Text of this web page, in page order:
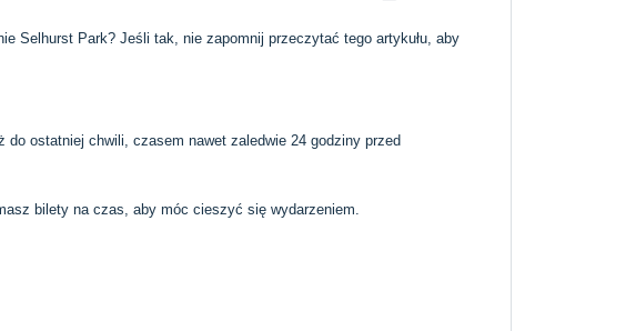
Selhurst Park? Jeśli tak, nie zapomnij przeczytać tego artykułu, aby
ostatniej chwili, czasem nawet zaledwie 24 godziny przed
bilety na czas, aby móc cieszyć się wydarzeniem.